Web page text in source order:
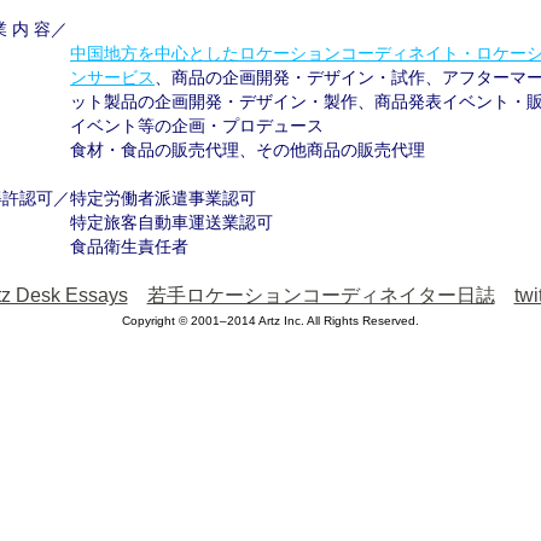
内 容／
中国地方を中心としたロケーションコーディネイト・ロケー
ンサービス
、商品の企画開発・デザイン・試作、アフターマ
ット製品の企画開発・デザイン・製作、商品発表イベント・
イベント等の企画・プロデュース
食材・食品の販売代理、その他商品の販売代理
認可／特定労働者派遣事業認可
特定旅客自動車運送業認可
食品衛生責任者
Desk Essays 若手ロケーションコーディネイター日誌
Copyright © 2001–2014 Artz Inc. All Rights Reserved.